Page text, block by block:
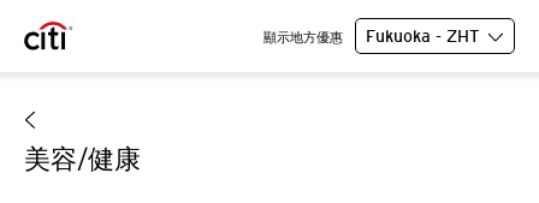
顯示地方優惠 Fukuoka - ZHT
美容/健康